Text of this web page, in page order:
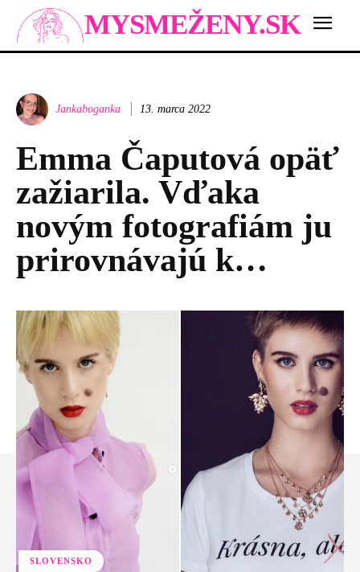
MYSMEŽENY.SK
Jankaboganka 13. marca 2022
Emma Čaputová opäť
zažiarila. Vďaka
novým fotografiám ju
prirovnávajú k…
SLOVENSKO